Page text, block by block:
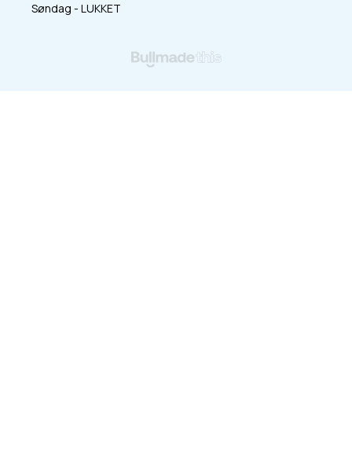
Søndag - LUKKET